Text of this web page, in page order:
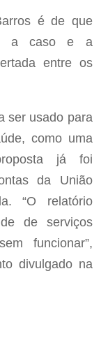
é de que
a caso e a
entre os
ser usado para
como uma
já foi
da União
“O relatório
de serviços
funcionar”,
divulgado na